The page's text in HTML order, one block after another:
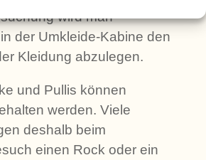
wird man
der Umkleide-Kabine den
Kleidung abzulegen.
und Pullis können
werden. Viele
deshalb beim
einen Rock oder ein